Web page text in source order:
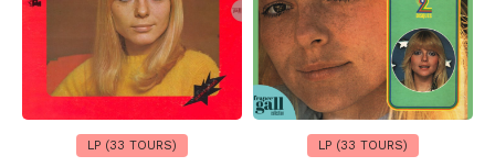
LP (33 TOURS) LP (33 TOURS)